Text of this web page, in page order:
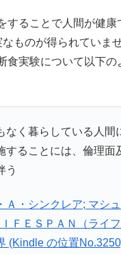
することで人間が健康
ものが得られていま
食実験について以下の
なく暮らしている人間
することには、倫理面
う
Ａ・シンクレア; マシ
ＦＥＳＰＡＮ（ライ
(Kindle の位置